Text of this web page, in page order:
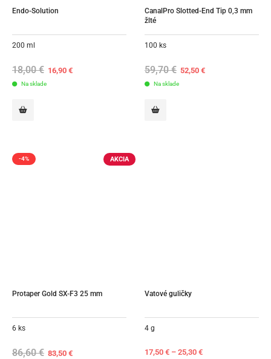
Endo-Solution
200 ml
18,00€ Original
price
16,90€Current
Na sklade
CanalPro Slotted-End Tip 0,3 mm
žlté
100 ks
59,70€ Original
price
52,50€Current
Na sklade
AKCIA
-4%
Protaper Gold SX-F3 25 mm
6 ks
86,60€ Original
83,50€Current
Vatové guličky
4 g
17,50 € – 25,30 €